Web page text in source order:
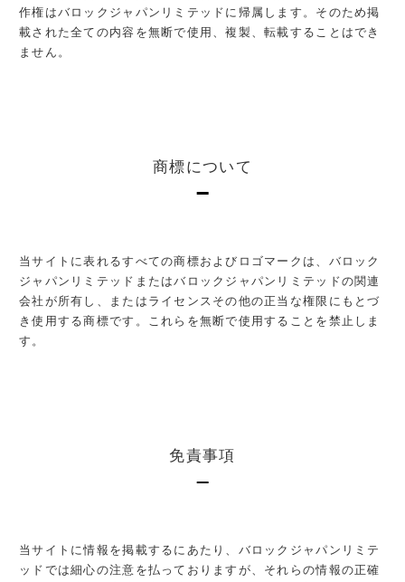
作権はバロックジャパンリミテッドに帰属します。そのため掲
載された全ての内容を無断で使用、複製、転載することはでき
ません。
商標について
当サイトに表れるすべての商標およびロゴマークは、バロック
ジャパンリミテッドまたはバロックジャパンリミテッドの関連
会社が所有し、またはライセンスその他の正当な権限にもとづ
き使用する商標です。これらを無断で使用することを禁止しま
す。
免責事項
当サイトに情報を掲載するにあたり、バロックジャパンリミテ
ッドでは細心の注意を払っておりますが、それらの情報の正確